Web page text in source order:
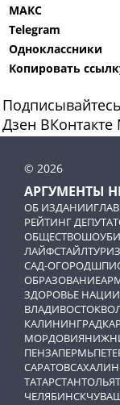
МАКС
Telegram
Одноклассники
Копировать
Дзен ВКонтакте
© 2026
АРГУМЕНТЫ
ОБ ИЗДАНИИ
РЕЙТИНГ
ОБЩЕСТВО
ЛАЙФСТАЙЛ
САД-ОГОРОД
ОБРАЗОВАНИЕ
ЗДОРОВЬЕ НАЦИИ
ВЛАДИВОСТОК
КАЛИНИНГРАД
МОРДОВИЯ
ПЕНЗАПЕРМЬ
САРАТОВСАХАЛИН
ТАТАРСТАН
ЧЕЛЯБИНСК